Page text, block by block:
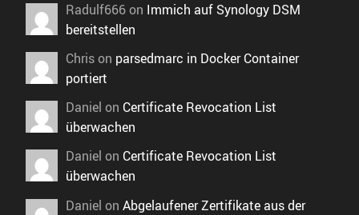
Radulf666on Immich auf Synology DSM
bereitstellen
Chrison parsedmarc in Docker Container
portiert
Daniel on Certificate Revocation List
überwachen
Daniel on Certificate Revocation List
überwachen
Daniel on Abgelaufener Zertifikate aus der